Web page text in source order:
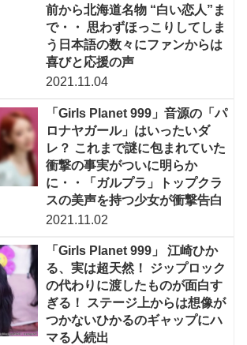
前から北海道名物 “白い恋人”ま
で・・ 思わずほっこりしてしま
う日本語の数々にファンからは
喜びと応援の声
2021.11.04
「Girls Planet 999」音源の「パ
ロナヤガール」はいったいダ
レ？ これまで謎に包まれていた
衝撃の事実がついに明らか
に・・「ガルプラ」トップクラ
スの美声を持つ少女が衝撃告白
2021.11.02
「Girls Planet 999」 江崎ひか
る、実は超天然！ ジップロック
の代わりに渡したものが面白す
ぎる！ ステージ上からは想像が
つかないひかるのギャップにハ
マる人続出